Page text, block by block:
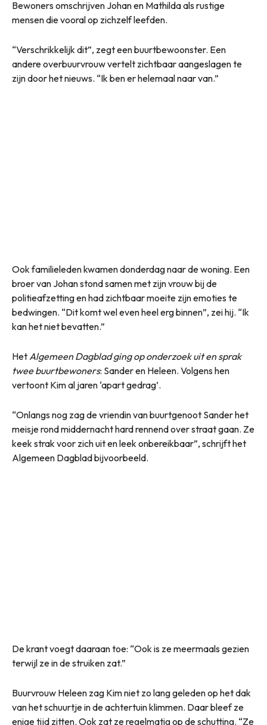
Bewoners omschrijven Johan en Mathilda als rustige
mensen die vooral op zichzelf leefden.
“Verschrikkelijk dit”, zegt een buurtbewoonster. Een
andere overbuurvrouw vertelt zichtbaar aangeslagen te
zijn door het nieuws. “Ik ben er helemaal naar van.”
Ook familieleden kwamen donderdag naar de woning. Een
broer van Johan stond samen met zijn vrouw bij de
politieafzetting en had zichtbaar moeite zijn emoties te
bedwingen. “Dit komt wel even heel erg binnen”, zei hij. “Ik
kan het niet bevatten.”
Het Algemeen Dagblad ging op onderzoek uit en sprak
twee buurtbewoners: Sander en Heleen. Volgens hen
vertoont Kim al jaren ‘apart gedrag’.
“Onlangs nog zag de vriendin van buurtgenoot Sander het
meisje rond middernacht hard rennend over straat gaan. Ze
keek strak voor zich uit en leek onbereikbaar”, schrijft het
Algemeen Dagblad bijvoorbeeld.
De krant voegt daaraan toe: “Ook is ze meermaals gezien
terwijl ze in de struiken zat.”
Buurvrouw Heleen zag Kim niet zo lang geleden op het dak
van het schuurtje in de achtertuin klimmen. Daar bleef ze
enige tijd zitten. Ook zat ze regelmatig op de schutting. “Ze